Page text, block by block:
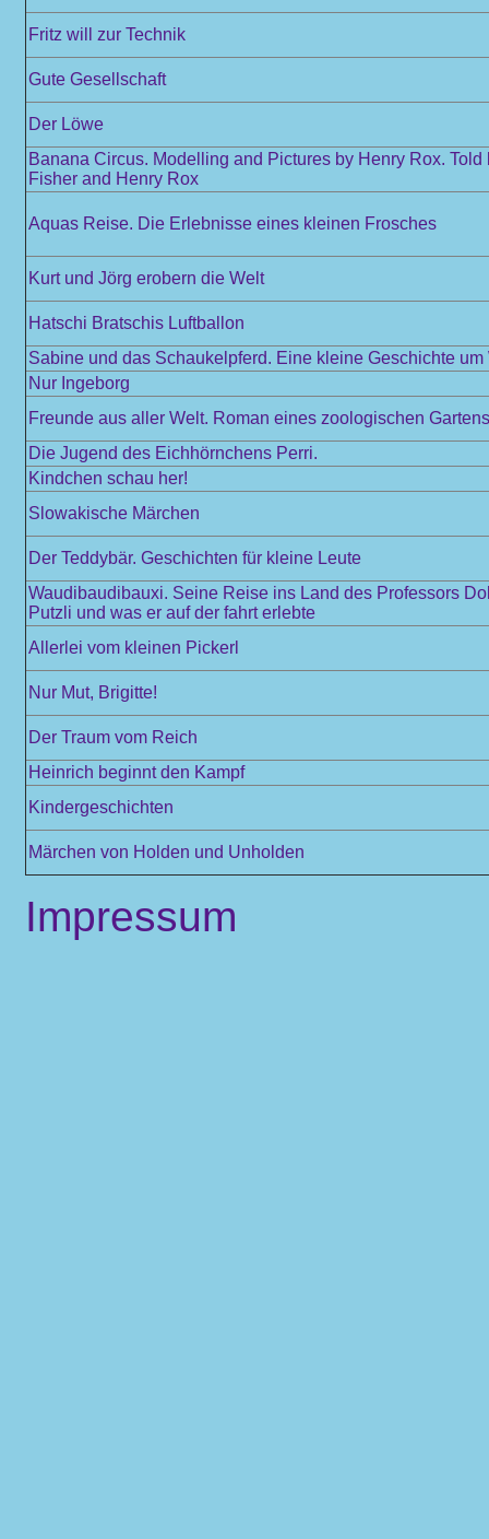
Fritz will zur Technik
Gute Gesellschaft
Der Löwe
Banana Circus. Modelling and Pictures by Henry Rox. Told
Fisher and Henry Rox
Aquas Reise. Die Erlebnisse eines kleinen Frosches
Kurt und Jörg erobern die Welt
Hatschi Bratschis Luftballon
Sabine und das Schaukelpferd. Eine kleine Geschichte
Nur Ingeborg
Freunde aus aller Welt. Roman eines zoologischen Gartens
Die Jugend des Eichhörnchens Perri.
Kindchen schau her!
Slowakische Märchen
Der Teddybär. Geschichten für kleine Leute
Waudibaudibauxi. Seine Reise ins Land des Professors
Putzli und was er auf der fahrt erlebte
Allerlei vom kleinen Pickerl
Nur Mut, Brigitte!
Der Traum vom Reich
Heinrich beginnt den Kampf
Kindergeschichten
Märchen von Holden und Unholden
Impressum